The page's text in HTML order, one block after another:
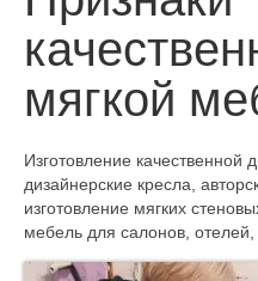
О нас
Порядок заказа
Вопросы-ответы
Контакты
мягкой
Изготовление качественной
дизайнерские кресла,
изготовление мягких
мебель для салонов, отелей,